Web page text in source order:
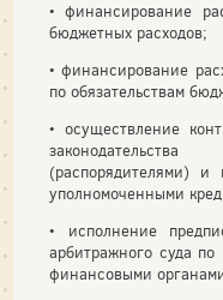
• финансирование
бюджетных расходов;
• финансирование
по обязательствам
• осуществление
(распорядителями) и
уполномоченными
• исполнение
арбитражного суда
финансовыми